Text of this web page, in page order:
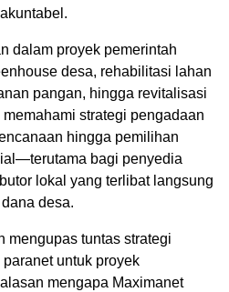
dalam proyek pemerintah
desa, rehabilitasi lahan
pangan, hingga revitalisasi
strategi pengadaan
hingga pemilihan
bagi penyedia
lokal yang terlibat langsung
desa.
mengupas tuntas strategi
untuk proyek
mengapa Maximanet